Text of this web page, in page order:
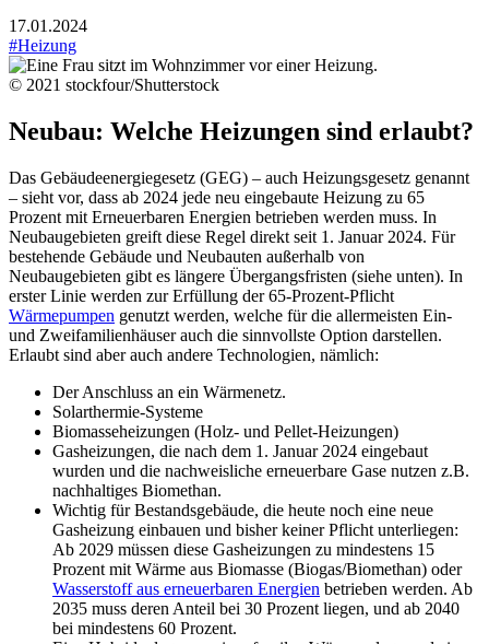
17.01.2024
#Heizung
© 2021 stockfour/Shutterstock
Neubau: Welche Heizungen sind erlaubt?
Das Gebäudeenergiegesetz (GEG) – auch Heizungsgesetz genannt
– sieht vor, dass ab 2024 jede neu eingebaute Heizung zu 65
Prozent mit Erneuerbaren Energien betrieben werden muss. In
Neubaugebieten greift diese Regel direkt seit 1. Januar 2024. Für
bestehende Gebäude und Neubauten außerhalb von
Neubaugebieten gibt es längere Übergangsfristen (siehe unten). In
erster Linie werden zur Erfüllung der 65-Prozent-Pflicht
Wärmepumpen genutzt werden, welche für die allermeisten Ein-
und Zweifamilienhäuser auch die sinnvollste Option darstellen.
Erlaubt sind aber auch andere Technologien, nämlich:
Der Anschluss an ein Wärmenetz.
Solarthermie-Systeme
Biomasseheizungen (Holz- und Pellet-Heizungen)
Gasheizungen, die nach dem 1. Januar 2024 eingebaut
wurden und die nachweisliche erneuerbare Gase nutzen z.B.
nachhaltiges Biomethan.
Wichtig für Bestandsgebäude, die heute noch eine neue
Gasheizung einbauen und bisher keiner Pflicht unterliegen:
Ab 2029 müssen diese Gasheizungen zu mindestens 15
Prozent mit Wärme aus Biomasse (Biogas/Biomethan) oder
Wasserstoff aus erneuerbaren Energien betrieben werden. Ab
2035 muss deren Anteil bei 30 Prozent liegen, und ab 2040
bei mindestens 60 Prozent.